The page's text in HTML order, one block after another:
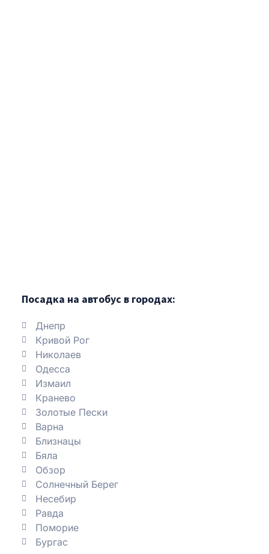
Посадка на автобус в городах:
Днепр
Кривой Рог
Николаев
Одесса
Измаил
Кранево
Золотые Пески
Варна
Близнацы
Бяла
Обзор
Солнечный Берег
Несебир
Равда
Поморие
Бургас